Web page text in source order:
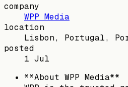
company
WPP Media
location
Lisbon, Portugal,
posted
1 Jul
**About WPP Media**